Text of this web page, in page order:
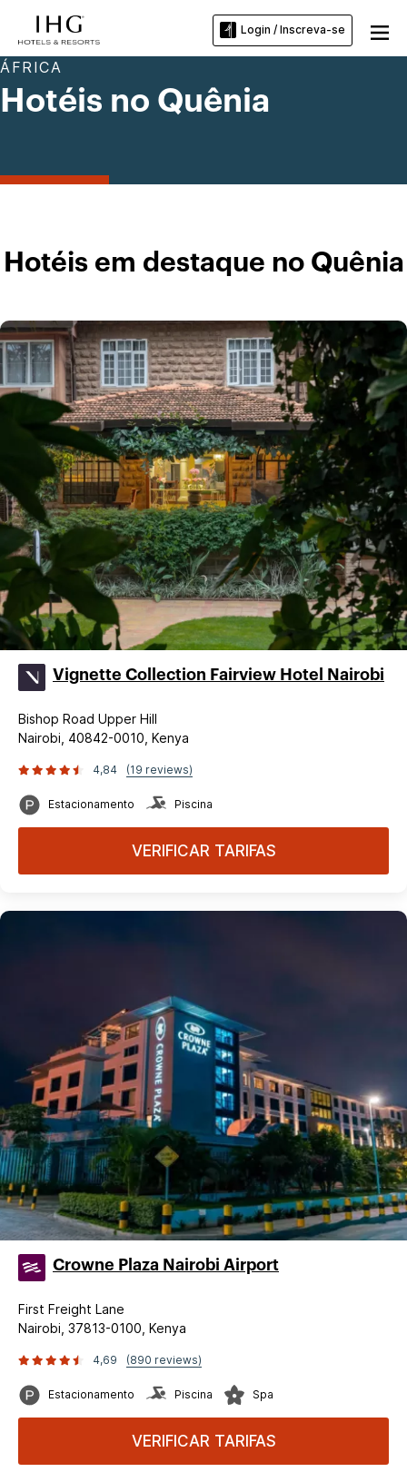
Login / Inscreva-se
ÁFRICA
Hotéis no Quênia
Hotéis em destaque no Quênia
Vignette Collection Fairview Hotel Nairobi
Bishop Road Upper Hill
Nairobi, 40842-0010, Kenya
4,84 (19 reviews)
Estacionamento Piscina
VERIFICAR TARIFAS
Crowne Plaza Nairobi Airport
First Freight Lane
Nairobi, 37813-0100, Kenya
4,69 (890 reviews)
Estacionamento Piscina Spa
VERIFICAR TARIFAS